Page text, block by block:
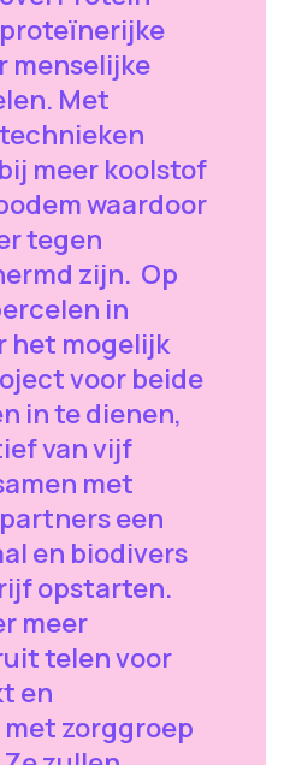
menselijke
Met
meer koolstof
waardoor
tegen
zijn. Op
in
het mogelijk
voor beide
in te dienen,
van vijf
met
een
en biodivers
opstarten.
meer
telen voor
en
zorggroep